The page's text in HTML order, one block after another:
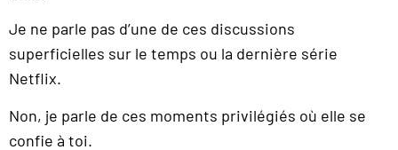
Je ne parle pas d’une de ces discussions
superficielles sur le temps ou la dernière série
Netflix.
Non, je parle de ces moments privilégiés où elle se
confie à toi.